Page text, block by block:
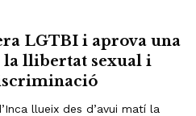
LGTBI i aprova una
la llibertat sexual i
llueix des d’avui matí la